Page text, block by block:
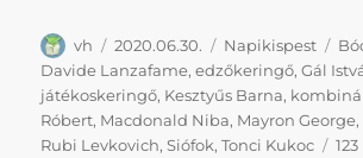
Szerző
vh Közzétéve
2020.06.30. Kategória
Napikispest
Davide Lanzafame,edzőkeringő,Gál
játékoskeringő, Kesztyűs Barna,
Róbert, Macdonald Niba, Mayron George,
Rubi Levkovich,Siófok,Tonci Kukoc